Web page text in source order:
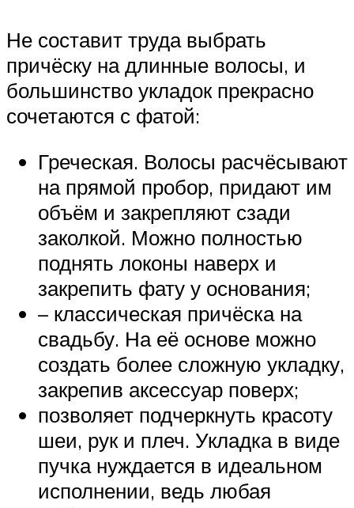
Не составит труда выбрать
причёску на длинные волосы, и
большинство укладок прекрасно
сочетаются с фатой:
Греческая. Волосы расчёсывают
на прямой пробор, придают им
объём и закрепляют сзади
заколкой. Можно полностью
поднять локоны наверх и
закрепить фату у основания;
– классическая причёска на
свадьбу. На её основе можно
создать более сложную укладку,
закрепив аксессуар поверх;
позволяет подчеркнуть красоту
шеи, рук и плеч. Укладка в виде
пучка нуждается в идеальном
исполнении, ведь любая